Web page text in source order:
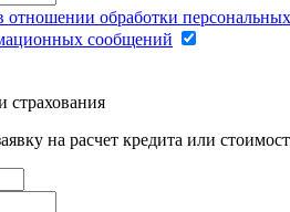
отношении обработки
сообщений
страхования
на расчет кредита или